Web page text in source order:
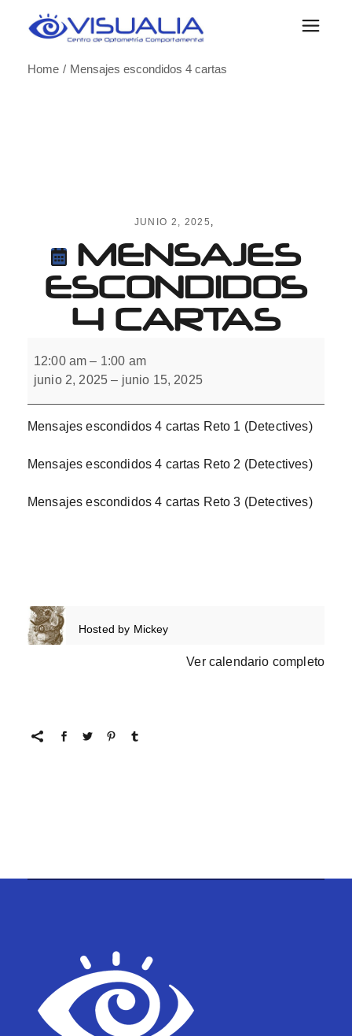
Home
Mensajes escondidos 4 cartas
JUNIO 2, 2025
MENSAJES
ESCONDIDOS
4 CARTAS
escondidos
cartas
12:00 am – 1:00 am
junio 2, 2025 – junio 15, 2025
Mensajes escondidos 4 cartas Reto 1 (Detectives)
Mensajes escondidos 4 cartas Reto 2 (Detectives)
Mensajes escondidos 4 cartas Reto 3 (Detectives)
Hosted by Mickey
Ver calendario completo